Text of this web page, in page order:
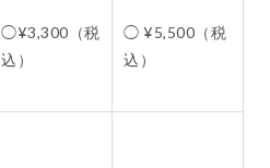
◯¥3,300（税
込）
◯ ¥5,500（税
込）